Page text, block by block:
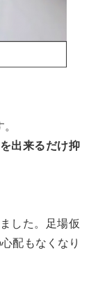
出来るだけ抑
した。足場仮
配もなくなり